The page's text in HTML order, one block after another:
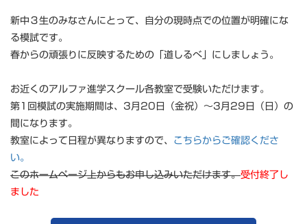
新中３生のみなさんにとって、自分の現時点での位置が明確にな
る模試です。
春からの頑張りに反映するための「道しるべ」にしましょう。
お近くのアルファ進学スクール各教室で受験いただけます。
第1回模試の実施期間は、3月20日（金祝）～3月29日（日）の
間になります。
教室によって日程が異なりますので、 こちらからご確認くださ
い。
このホームページ上からもお申し込みいただけます。受付終了し
ました